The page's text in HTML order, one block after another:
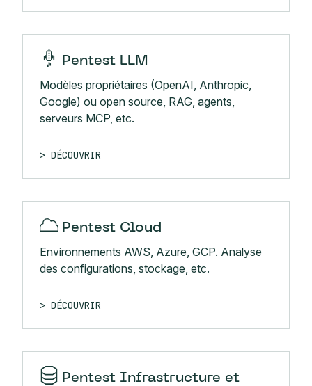
Pentest LLM
Modèles propriétaires (OpenAI, Anthropic,
Google) ou open source, RAG, agents,
serveurs MCP, etc.
DÉCOUVRIR
Pentest Cloud
Environnements AWS, Azure, GCP. Analyse
des configurations, stockage, etc.
DÉCOUVRIR
Pentest Infrastructure et